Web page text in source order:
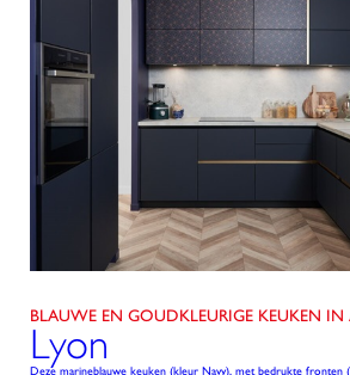
BLAUWE EN GOUDKLEURIGE KEUKEN IN
Lyon
Deze marineblauwe keuken (kleur Navy), met bedrukte fronten